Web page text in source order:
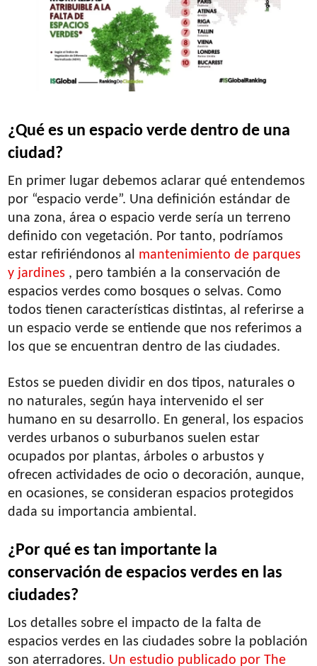
¿Qué es un espacio verde dentro de una
ciudad?
En primer lugar debemos aclarar qué entendemos
por “espacio verde”. Una definición estándar de
una zona, área o espacio verde sería un terreno
definido con vegetación. Por tanto, podríamos
estar refiriéndonos al mantenimiento de parques
y jardines , pero también a la conservación de
espacios verdes como bosques o selvas. Como
todos tienen características distintas, al referirse a
un espacio verde se entiende que nos referimos a
los que se encuentran dentro de las ciudades.
Estos se pueden dividir en dos tipos, naturales o
no naturales, según haya intervenido el ser
humano en su desarrollo. En general, los espacios
verdes urbanos o suburbanos suelen estar
ocupados por plantas, árboles o arbustos y
ofrecen actividades de ocio o decoración, aunque,
en ocasiones, se consideran espacios protegidos
dada su importancia ambiental.
¿Por qué es tan importante la
conservación de espacios verdes en las
ciudades?
Los detalles sobre el impacto de la falta de
espacios verdes en las ciudades sobre la población
son aterradores. Un estudio publicado por The